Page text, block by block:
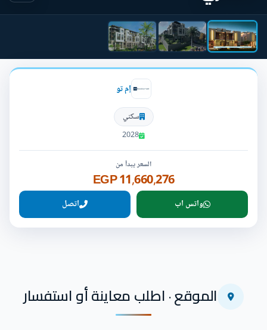
إم تو
سكني
2028
السعر يبدأ من
11,660,276 EGP
واتس اب اتصل
الموقع · اطلب معاينة أو استفسار